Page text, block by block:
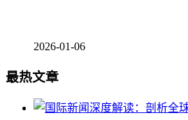
2026-01-06
最热文章